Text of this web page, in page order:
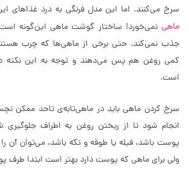
سرخ می‌کنند. اما این مدل فرنگی به درد غذاهای
ماهی نمی‌خورد! ساختار گوشت ماهی این‌گونه
جذب نمی‌کند. حتی برخی از ماهی‌ها که چرب
کمی روغن هم پس می‌دهند و توجه به این نکته
است.
سرخ کردن ماهی باید در ماهی‌تابه‌ی تاحد ممکن
انجام شود تا از ریختن روغن به اطراف
پوست باشد، فیله یا طوقه و تکه باشد، می‌توان آن
ولی برای ماهی که پوست دارد بهتر است ابتدا طرف